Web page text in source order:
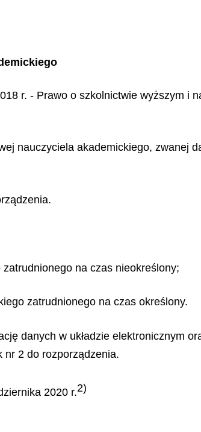
r. - Prawo o szkolnictwie wyższym i
nauczyciela akademickiego, zwanej
na czas nieokreślony;
zatrudnionego na czas określony.
danych w układzie elektronicznym
nr 2 do rozporządzenia.
2020 r.2)